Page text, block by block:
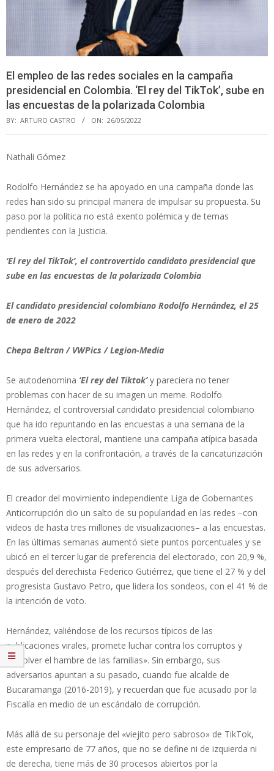
El empleo de las redes sociales en la campaña
presidencial en Colombia. ‘El rey del TikTok’, sube en
las encuestas de la polarizada Colombia
BY: ARTURO CASTRO ON: 26/05/2022
Nathali Gómez
Rodolfo Hernández se ha apoyado en una campaña donde las
redes han sido su principal manera de impulsar su propuesta. Su
paso por la política no está exento polémica y de temas
pendientes con la Justicia.
‘El rey del TikTok’, el controvertido candidato presidencial que
sube en las encuestas de la polarizada Colombia
El candidato presidencial colombiano Rodolfo Hernández, el 25
de enero de 2022
Chepa Beltran / VWPics / Legion-Media
Se autodenomina ‘El rey del Tiktok’y pareciera no tener
problemas con hacer de su imagen un meme. Rodolfo
Hernández, el controversial candidato presidencial colombiano
que ha ido repuntando en las encuestas a una semana de la
primera vuelta electoral, mantiene una campaña atípica basada
en las redes y en la confrontación, a través de la caricaturización
de sus adversarios.
El creador del movimiento independiente Liga de Gobernantes
Anticorrupción dio un salto de su popularidad en las redes –con
videos de hasta tres millones de visualizaciones– a las encuestas.
En las últimas semanas aumentó siete puntos porcentuales y se
ubicó en el tercer lugar de preferencia del electorado, con 20,9 %,
después del derechista Federico Gutiérrez, que tiene el 27 % y del
progresista Gustavo Petro, que lidera los sondeos, con el 41 % de
la intención de voto.
Hernández, valiéndose de los recursos típicos de las
publicaciones virales, promete luchar contra los corruptos y
«resolver el hambre de las familias». Sin embargo, sus
adversarios apuntan a su pasado, cuando fue alcalde de
Bucaramanga (2016-2019), y recuerdan que fue acusado por la
Fiscalía en medio de un escándalo de corrupción.
Más allá de su personaje del «viejito pero sabroso» de TikTok,
este empresario de 77 años, que no se define ni de izquierda ni
de derecha, tiene más de 30 procesos abiertos por la